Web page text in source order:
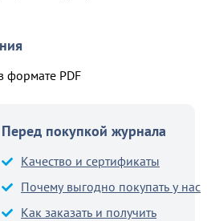
формате PDF
Перед покупкой журнала
Качество и сертификаты
Почему выгодно покупать у нас
Как заказать и получить